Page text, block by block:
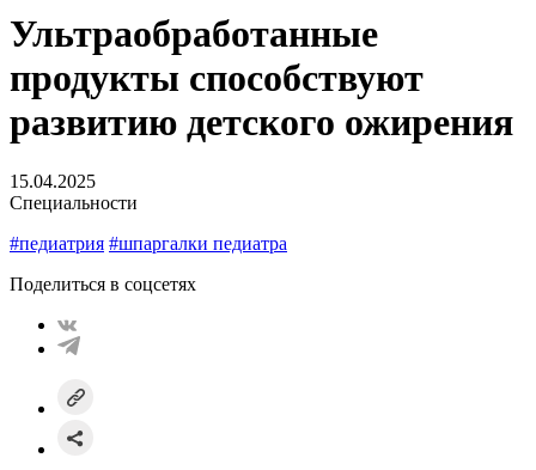
Ультраобработанные
продукты способствуют
развитию детского ожирения
15.04.2025
Специальности
#педиатрия #шпаргалки педиатра
Поделиться в соцсетях